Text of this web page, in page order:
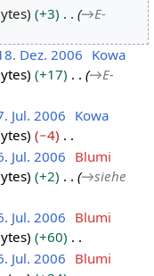
+3 →E-
Dez. 2006 Kowa
+17 →E-
Jul. 2006 Kowa
−4
Jul. 2006
Blumi
+2 →siehe
Jul. 2006
Blumi
+60
Jul. 2006
Blumi